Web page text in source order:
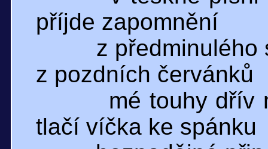
příjde zapomnění
z
z pozdních červánků
mé touhy
tlačí víčka ke spánku